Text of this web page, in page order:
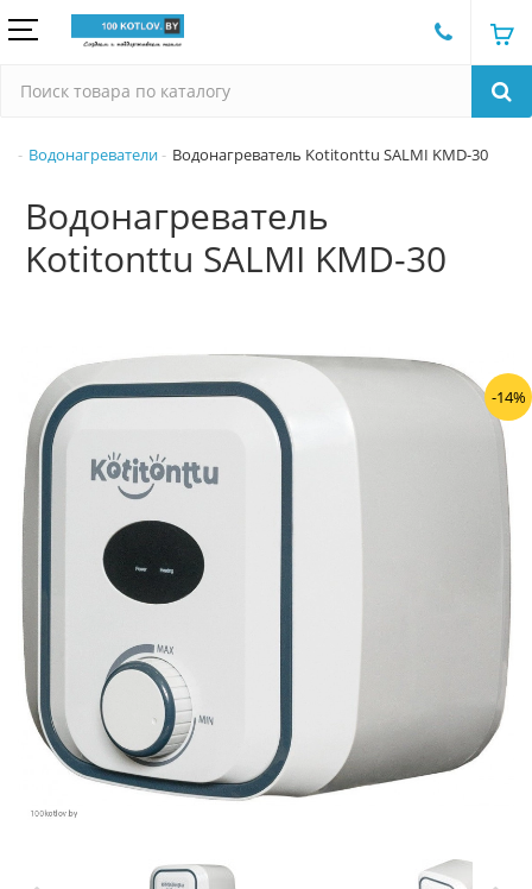
Водонагреватели Водонагреватель Kotitonttu SALMI KMD-30
Водонагреватель
Kotitonttu SALMI KMD-30
-14%